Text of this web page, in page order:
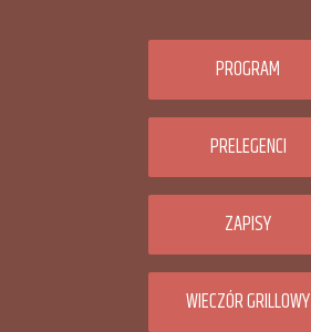
PROGRAM
PRELEGENCI
ZAPISY
WIECZÓR GRILLOWY